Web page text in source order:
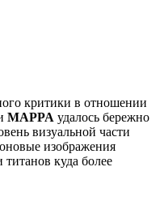
критики в отношении
MAPPA удалось бережно
визуальной части
изображения
куда более